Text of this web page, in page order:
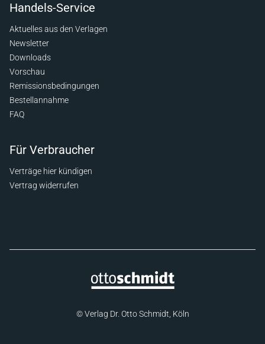
Handels-Service
Aktuelles aus den Verlagen
Newsletter
Downloads
Vorschau
Remissionsbedingungen
Bestellannahme
FAQ
Für Verbraucher
Verträge hier kündigen
Vertrag widerrufen
© Verlag Dr. Otto Schmidt, Köln